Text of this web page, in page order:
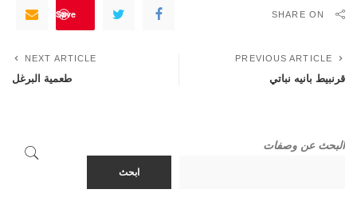
SHARE ON
Save
PREVIOUS ARTICLE
قرنبيط بانيه نباتي
NEXT ARTICLE
طعمية البرغل
البحث عن وصفات
ابحث